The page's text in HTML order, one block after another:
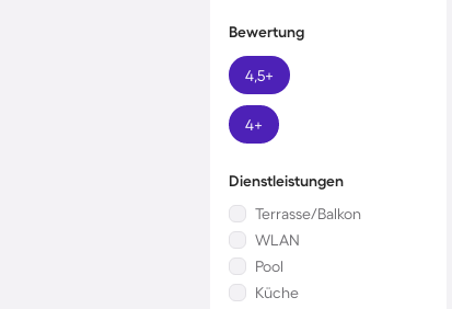
Bewertung
4,5+
4+
Dienstleistungen
Terrasse/Balkon
WLAN
Pool
Küche